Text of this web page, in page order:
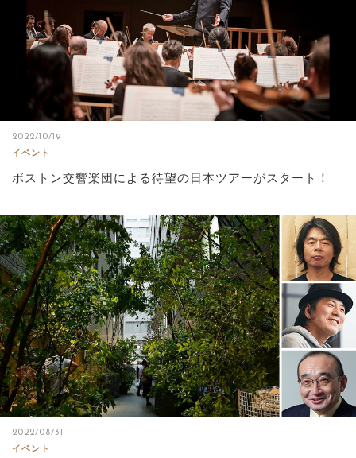
2022/10/19
イベント
ボストン交響楽団による待望の日本ツアーがスタート！
2022/08/31
イベント